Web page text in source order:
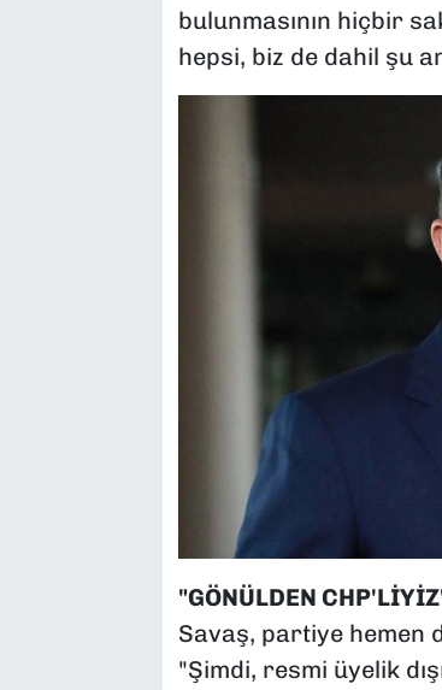
bulunmasının hiçbir
hepsi, biz de dahil şu
"GÖNÜLDEN
Savaş, partiye hemen
"Şimdi, resmi üyelik